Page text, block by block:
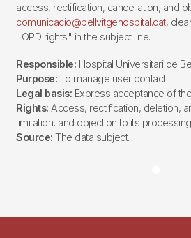
access, rectification, cancellation, and
comunicacio@bellvitgehospital.cat,
LOPD rights" in the subject line.
Responsible: Hospital Universitari de
Purpose: To manage user contact
Legal basis: Express acceptance of
Rights: Access, rectification, deletion,
limitation, and objection to its
Source: The data subject.